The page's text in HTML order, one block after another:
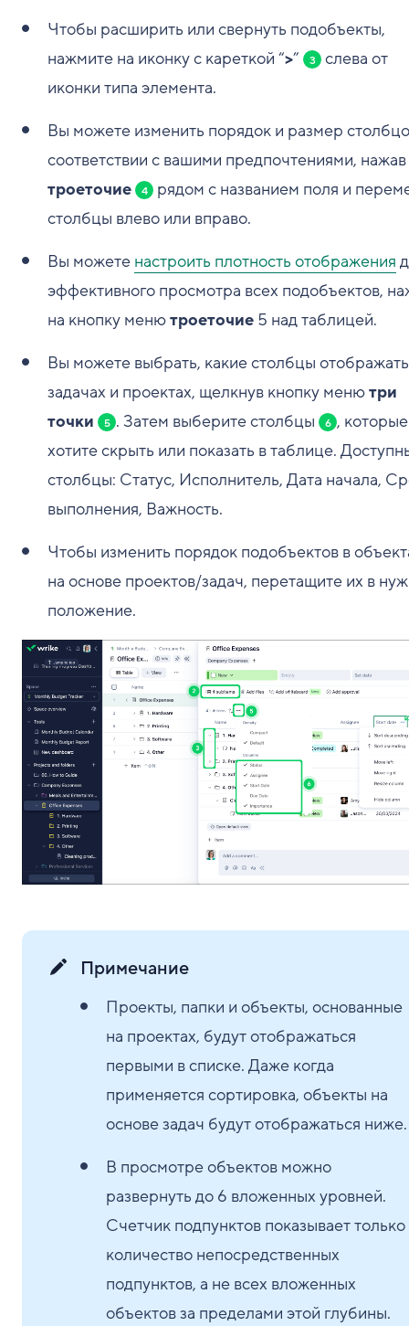
Чтобы расширить или свернуть подобъекты,
нажмите на иконку с кареткой “>” 3
слева от
иконки типа элемента.
Вы можете изменить порядок и размер
соответствии с вашими предпочтениями,
троеточие
4
рядом с названием поля и
столбцы влево или вправо.
Вы можете настроить плотность отображения
эффективного просмотра всех подобъектов,
на кнопку менютроеточие 5 над таблицей.
Вы можете выбрать, какие столбцы
задачах и проектах, щелкнув кнопку менютри
точки
5 . Затем выберите столбцы 6 , которые
хотите скрыть или показать в таблице.
столбцы: Статус, Исполнитель, Дата начала,
выполнения, Важность.
Чтобы изменить порядок подобъектов в
на основе проектов/задач, перетащите их в
положение.
Примечание
Проекты, папки и объекты, основанные
на проектах, будут отображаться
первыми в списке. Даже когда
применяется сортировка, объекты на
основе задач будут отображаться ниже.
В просмотре объектов можно
развернуть до 6 вложенных уровней.
Счетчик подпунктов показывает только
количество непосредственных
подпунктов, а не всех вложенных
объектов за пределами этой глубины.